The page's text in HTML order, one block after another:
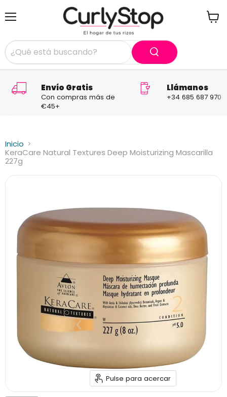
Envío Gratis
Con compras más de
€45+
Llámanos
+34 685 687 970
Inicio
KeraCare Natural Textures Deep Moisturizing Mascarilla
227g
Pulse para acercar